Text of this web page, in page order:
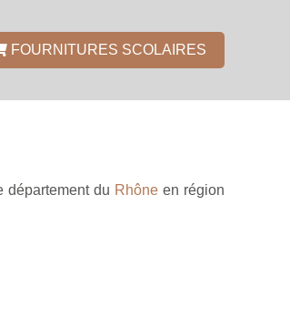
FOURNITURES SCOLAIRES
du Rhône en région